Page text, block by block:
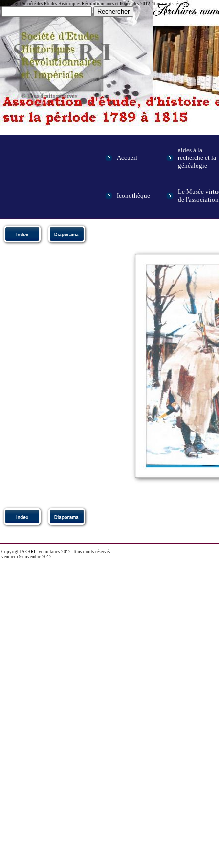
Copyright Société des Etudes Historiques Révolutionnaires et Impériales 2012. Tous droits réservés.
Accueil
aides à la
recherche et la
généalogie
Iconothèque
Le Musée
de l'association
Copyright SEHRI - volontaires 2012. Tous droits réservés.
vendredi 9 novembre 2012